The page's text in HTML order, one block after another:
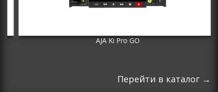
AJA Ki Pro GO
Перейти в каталог →